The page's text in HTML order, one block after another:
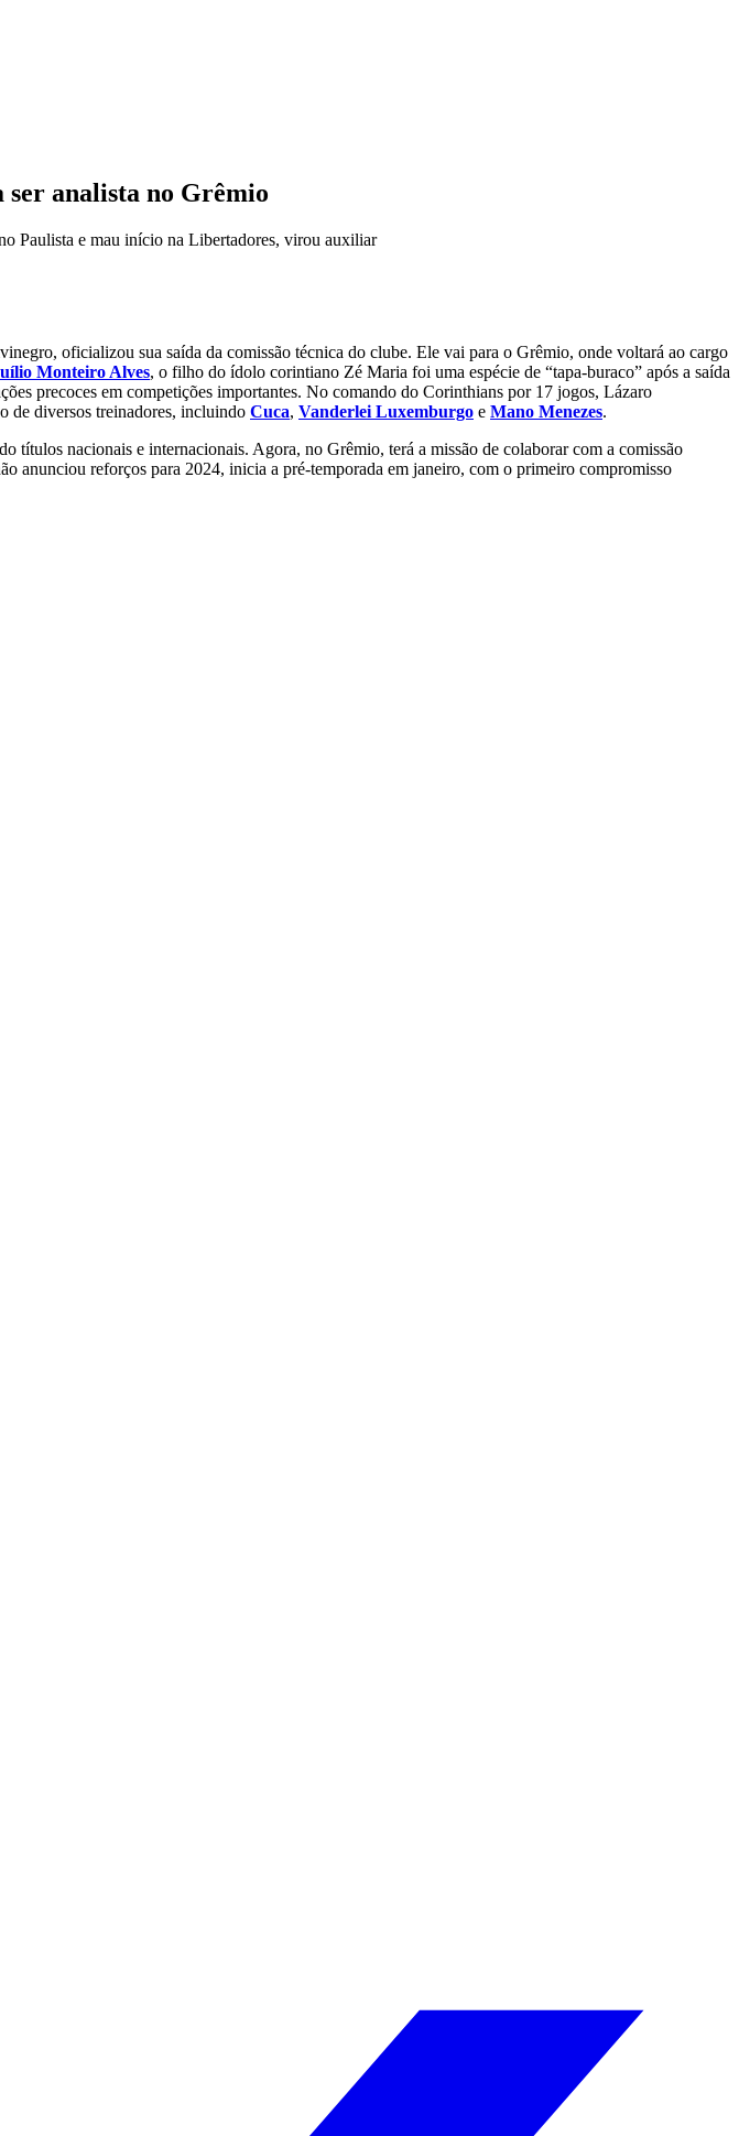
ser analista no Grêmio
Paulista e mau início na Libertadores, virou auxiliar
oficializou sua saída da comissão técnica do clube. Ele vai para o Grêmio, onde voltará ao cargo
Monteiro Alves, o filho do ídolo corintiano Zé Maria foi uma espécie de “tapa-buraco” após a saída
precoces em competições importantes. No comando do Corinthians por 17 jogos, Lázaro
de diversos treinadores, incluindo Cuca, Vanderlei Luxemburgo e Mano Menezes.
nacionais e internacionais. Agora, no Grêmio, terá a missão de colaborar com a comissão
anunciou reforços para 2024, inicia a pré-temporada em janeiro, com o primeiro compromisso